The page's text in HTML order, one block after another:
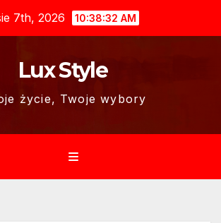
7th, 2026 10:38:33 AM
Lux Style
życie, Twoje wybory